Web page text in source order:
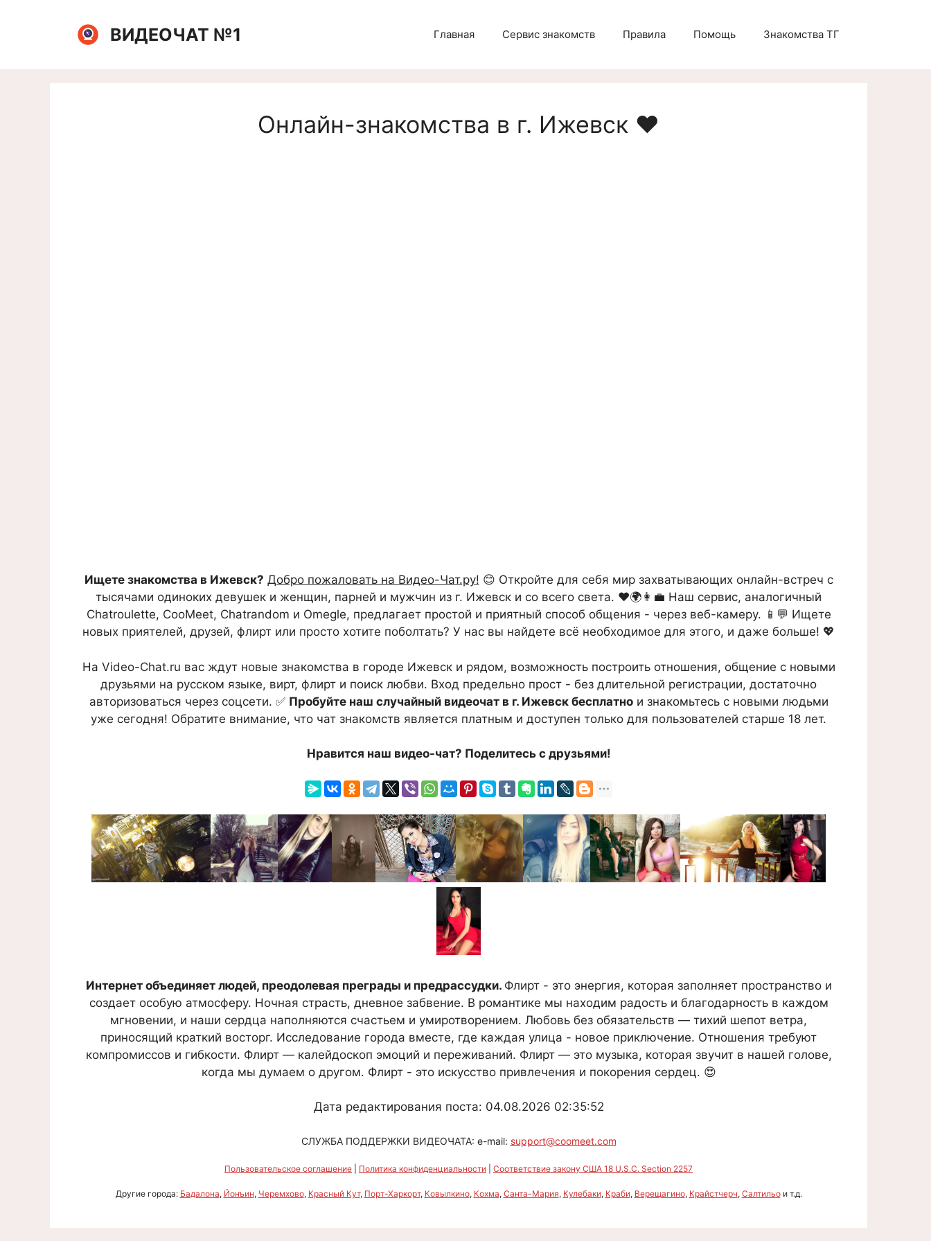
содержимому
ВИДЕОЧАТ №1 Главная Сервис знакомств Правила Помощь Знакомства ТГ
Онлайн-знакомства в г. Ижевск ❤️
Ищете знакомства в Ижевск? Добро пожаловать на Видео-Чат.ру! 😊 Откройте для себя мир захватывающих онлайн-встреч с
тысячами одиноких девушек и женщин, парней и мужчин из г. Ижевск и со всего света. ❤️🌍👩‍💼 Наш сервис, аналогичный
Chatroulette, CooMeet, Chatrandom и Omegle, предлагает простой и приятный способ общения - через веб-камеру. 📱💬 Ищете
новых приятелей, друзей, флирт или просто хотите поболтать? У нас вы найдете всё необходимое для этого, и даже больше! 💖
На Video-Chat.ru вас ждут новые знакомства в городе Ижевск и рядом, возможность построить отношения, общение с новыми
друзьями на русском языке, вирт, флирт и поиск любви. Вход предельно прост - без длительной регистрации, достаточно
авторизоваться через соцсети. ✅ Пробуйте наш случайный видеочат в г. Ижевск бесплатнои знакомьтесь с новыми людьми
уже сегодня! Обратите внимание, что чат знакомств является платным и доступен только для пользователей старше 18 лет.
Нравится наш видео-чат? Поделитесь с друзьями!
Интернет объединяет людей, преодолевая преграды и предрассудки. Флирт - это энергия, которая заполняет пространство и
создает особую атмосферу. Ночная страсть, дневное забвение. В романтике мы находим радость и благодарность в каждом
мгновении, и наши сердца наполняются счастьем и умиротворением. Любовь без обязательств — тихий шепот ветра,
приносящий краткий восторг. Исследование города вместе, где каждая улица - новое приключение. Отношения требуют
компромиссов и гибкости. Флирт — калейдоскоп эмоций и переживаний. Флирт — это музыка, которая звучит в нашей голове,
когда мы думаем о другом. Флирт - это искусство привлечения и покорения сердец. 😍
Дата редактирования поста: 04.08.2026 02:35:52
СЛУЖБА ПОДДЕРЖКИ ВИДЕОЧАТА: e-mail: support@coomeet.com
Пользовательское соглашение Политика конфиденциальности Соответствие закону США 18 U.S.C. Section 2257
Другие города: Бадалона, Йонъин, Черемхово, Красный Кут, Порт-Харкорт, Ковылкино, Кохма, Санта-Мария, Кулебаки, Краби, Верещагино, Крайстчерч, Салтильои т.д.